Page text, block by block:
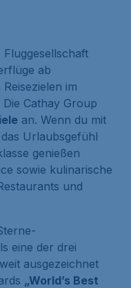
Fluggesellschaft
ab
im
Cathay Group
an. Wenn du mit
Urlaubsgefühl
genießen
sowie kulinarische
und
eine der drei
ausgezeichnet
„World’s Best